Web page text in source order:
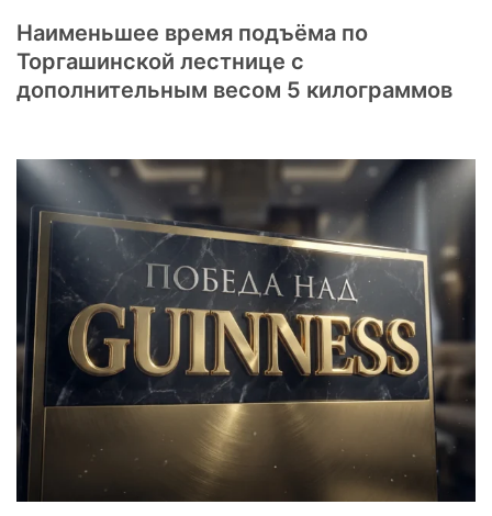
Наименьшее время подъёма по
Торгашинской лестнице с
дополнительным весом 5 килограммов